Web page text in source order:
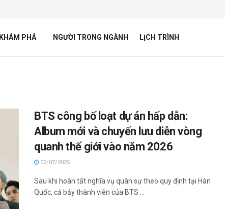
KHÁM PHÁ NGƯỜI TRONG NGÀNH LỊCH TRÌNH
BTS công bố loạt dự án hấp dẫn:
Album mới và chuyến lưu diễn vòng
quanh thế giới vào năm 2026
02/07/2025
Sau khi hoàn tất nghĩa vụ quân sự theo quy định tại Hàn
Quốc, cả bảy thành viên của BTS ...